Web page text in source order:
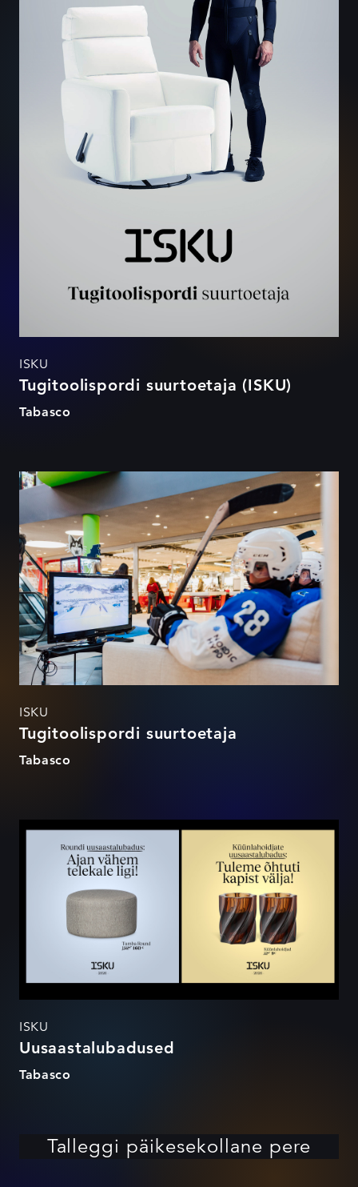
ISKU
Tugitoolispordi suurtoetaja (ISKU)
Tabasco
Tugitoolispordi suurtoetaja
ISKU
Tugitoolispordi suurtoetaja
Tabasco
Uusaastalubadused
ISKU
Uusaastalubadused
Tabasco
Talleggi päikesekollane pere